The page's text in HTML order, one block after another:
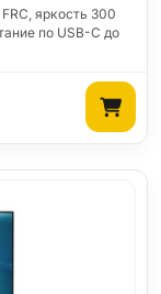
яркость 300
по USB-C до